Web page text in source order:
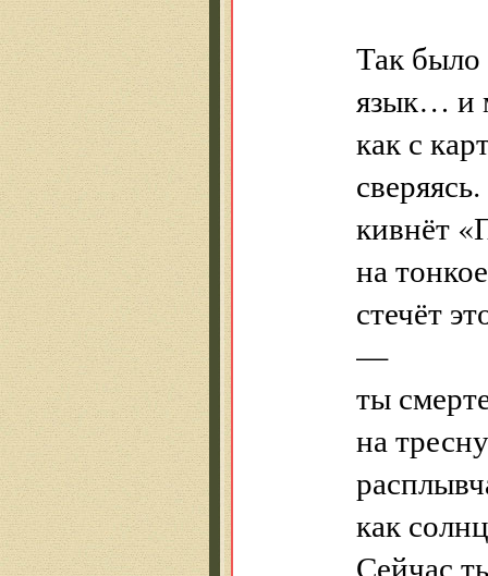
Так
язык… и
как с
кивнёт
на
стечёт
—
ты
на
как
Сейчас